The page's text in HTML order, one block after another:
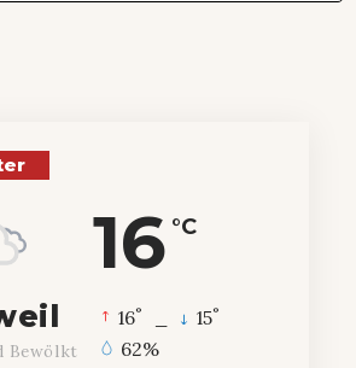
16 °C
Bewölkt
16° 15°
62%